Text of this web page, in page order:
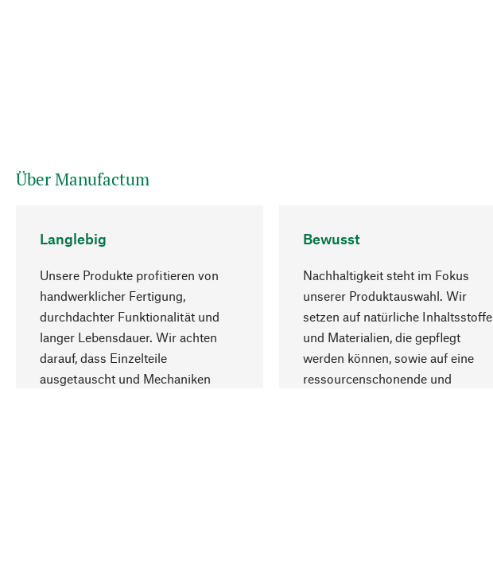
Über Manufactum
Langlebig
Unsere Produkte profitieren von
handwerklicher Fertigung,
durchdachter Funktionalität und
langer Lebensdauer. Wir achten
darauf, dass Einzelteile
ausgetauscht und Mechaniken
Bewusst
Nachhaltigkeit steht im Fokus
unserer Produktauswahl. Wir
setzen auf natürliche Inhaltsstoffe
und Materialien, die gepflegt
werden können, sowie auf eine
ressourcenschonende und